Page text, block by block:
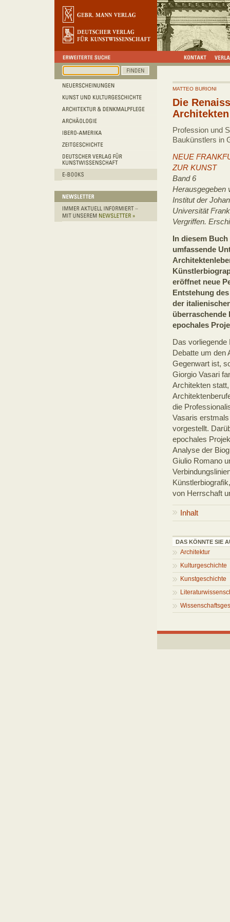
MATTEO BURIONI
Die
Architekten
Profession und
Baukünstlers in
NEUE
ZUR KUNST
Band 6
Herausgegeben
Institut der
Universität
Vergriffen.
In diesem
umfassende
eröffnet neue
Entstehung
der
überraschende
epochales
Das vorliegende
Debatte um den
Gegenwart ist,
Giorgio Vasari
Architekten
die
Vasaris
vorgestellt.
epochales
Analyse der
Giulio Romano
von Herrschaft
Inhalt
DAS KÖNNTE SIE
Architektur
Kulturgeschichte
Kunstgeschichte